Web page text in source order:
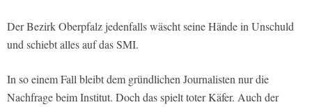
Der Bezirk Oberpfalz jedenfalls wäscht seine Hände in Unschuld
und schiebt alles auf das SMI.
In so einem Fall bleibt dem gründlichen Journalisten nur die
Nachfrage beim Institut. Doch das spielt toter Käfer. Auch der